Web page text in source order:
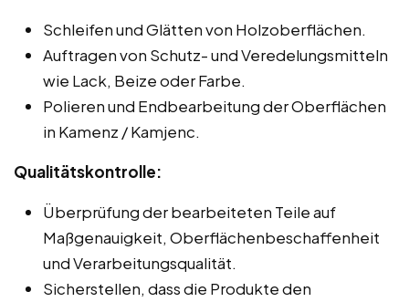
Schleifen und Glätten von Holzoberflächen.
Auftragen von Schutz- und Veredelungsmitteln
wie Lack, Beize oder Farbe.
Polieren und Endbearbeitung der Oberflächen
in Kamenz / Kamjenc.
Qualitätskontrolle:
Überprüfung der bearbeiteten Teile auf
Maßgenauigkeit, Oberflächenbeschaffenheit
und Verarbeitungsqualität.
Sicherstellen, dass die Produkte den